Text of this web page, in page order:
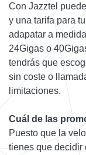
Con Jazztel
y una tarifa para
adapatar a
24Gigas o
tendrás que
sin coste o
limitaciones.
Cuál de las
Puesto que la
tienes que decidir